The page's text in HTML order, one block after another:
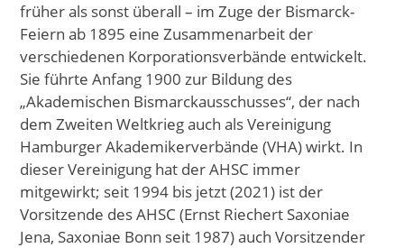
früher als sonst überall – im Zuge der Bismarck-
Feiern ab 1895 eine Zusammenarbeit der
verschiedenen Korporationsverbände entwickelt.
Sie führte Anfang 1900 zur Bildung des
„Akademischen Bismarckausschusses“, der nach
dem Zweiten Weltkrieg auch als Vereinigung
Hamburger Akademikerverbände (VHA) wirkt. In
dieser Vereinigung hat der AHSC immer
mitgewirkt; seit 1994 bis jetzt (2021) ist der
Vorsitzende des AHSC (Ernst Riechert Saxoniae
Jena, Saxoniae Bonn seit 1987) auch Vorsitzender